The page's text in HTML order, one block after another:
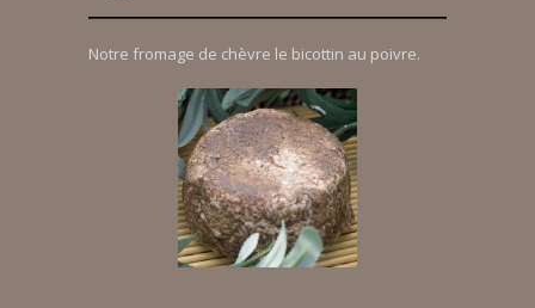
Notre fromage de chèvre le bicottin au poivre.